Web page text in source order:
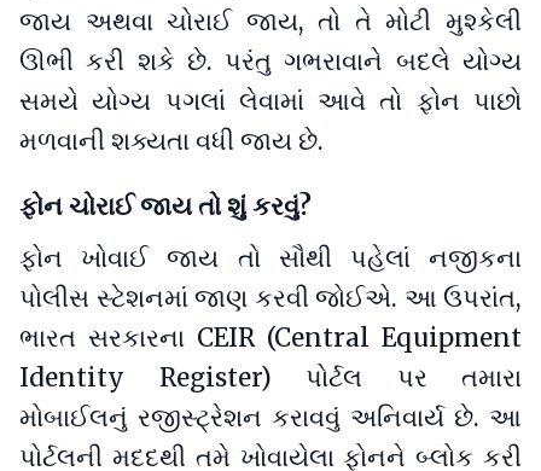
જાય અથવા ચોરાઈ જાય, તો તે મોટી મુશ્કેલી
ઊભી કરી શકે છે. પરંતુ ગભરાવાને બદલે યોગ્ય
સમયે યોગ્ય પગલાં લેવામાં આવે તો ફોન પાછો
મળવાની શક્યતા વધી જાય છે.
ફોન ચોરાઈ જાય તો શું કરવું?
ફોન ખોવાઈ જાય તો સૌથી પહેલાં નજીકના
પોલીસ સ્ટેશનમાં જાણ કરવી જોઈએ. આ ઉપરાંત,
ભારત સરકારના CEIR (Central Equipment
Identity Register) પોર્ટલ પર તમારા
મોબાઈલનું રજીસ્ટ્રેશન કરાવવું અનિવાર્ય છે. આ
પોર્ટલની મદદથી તમે ખોવાયેલા ફોનને બ્લોક કરી